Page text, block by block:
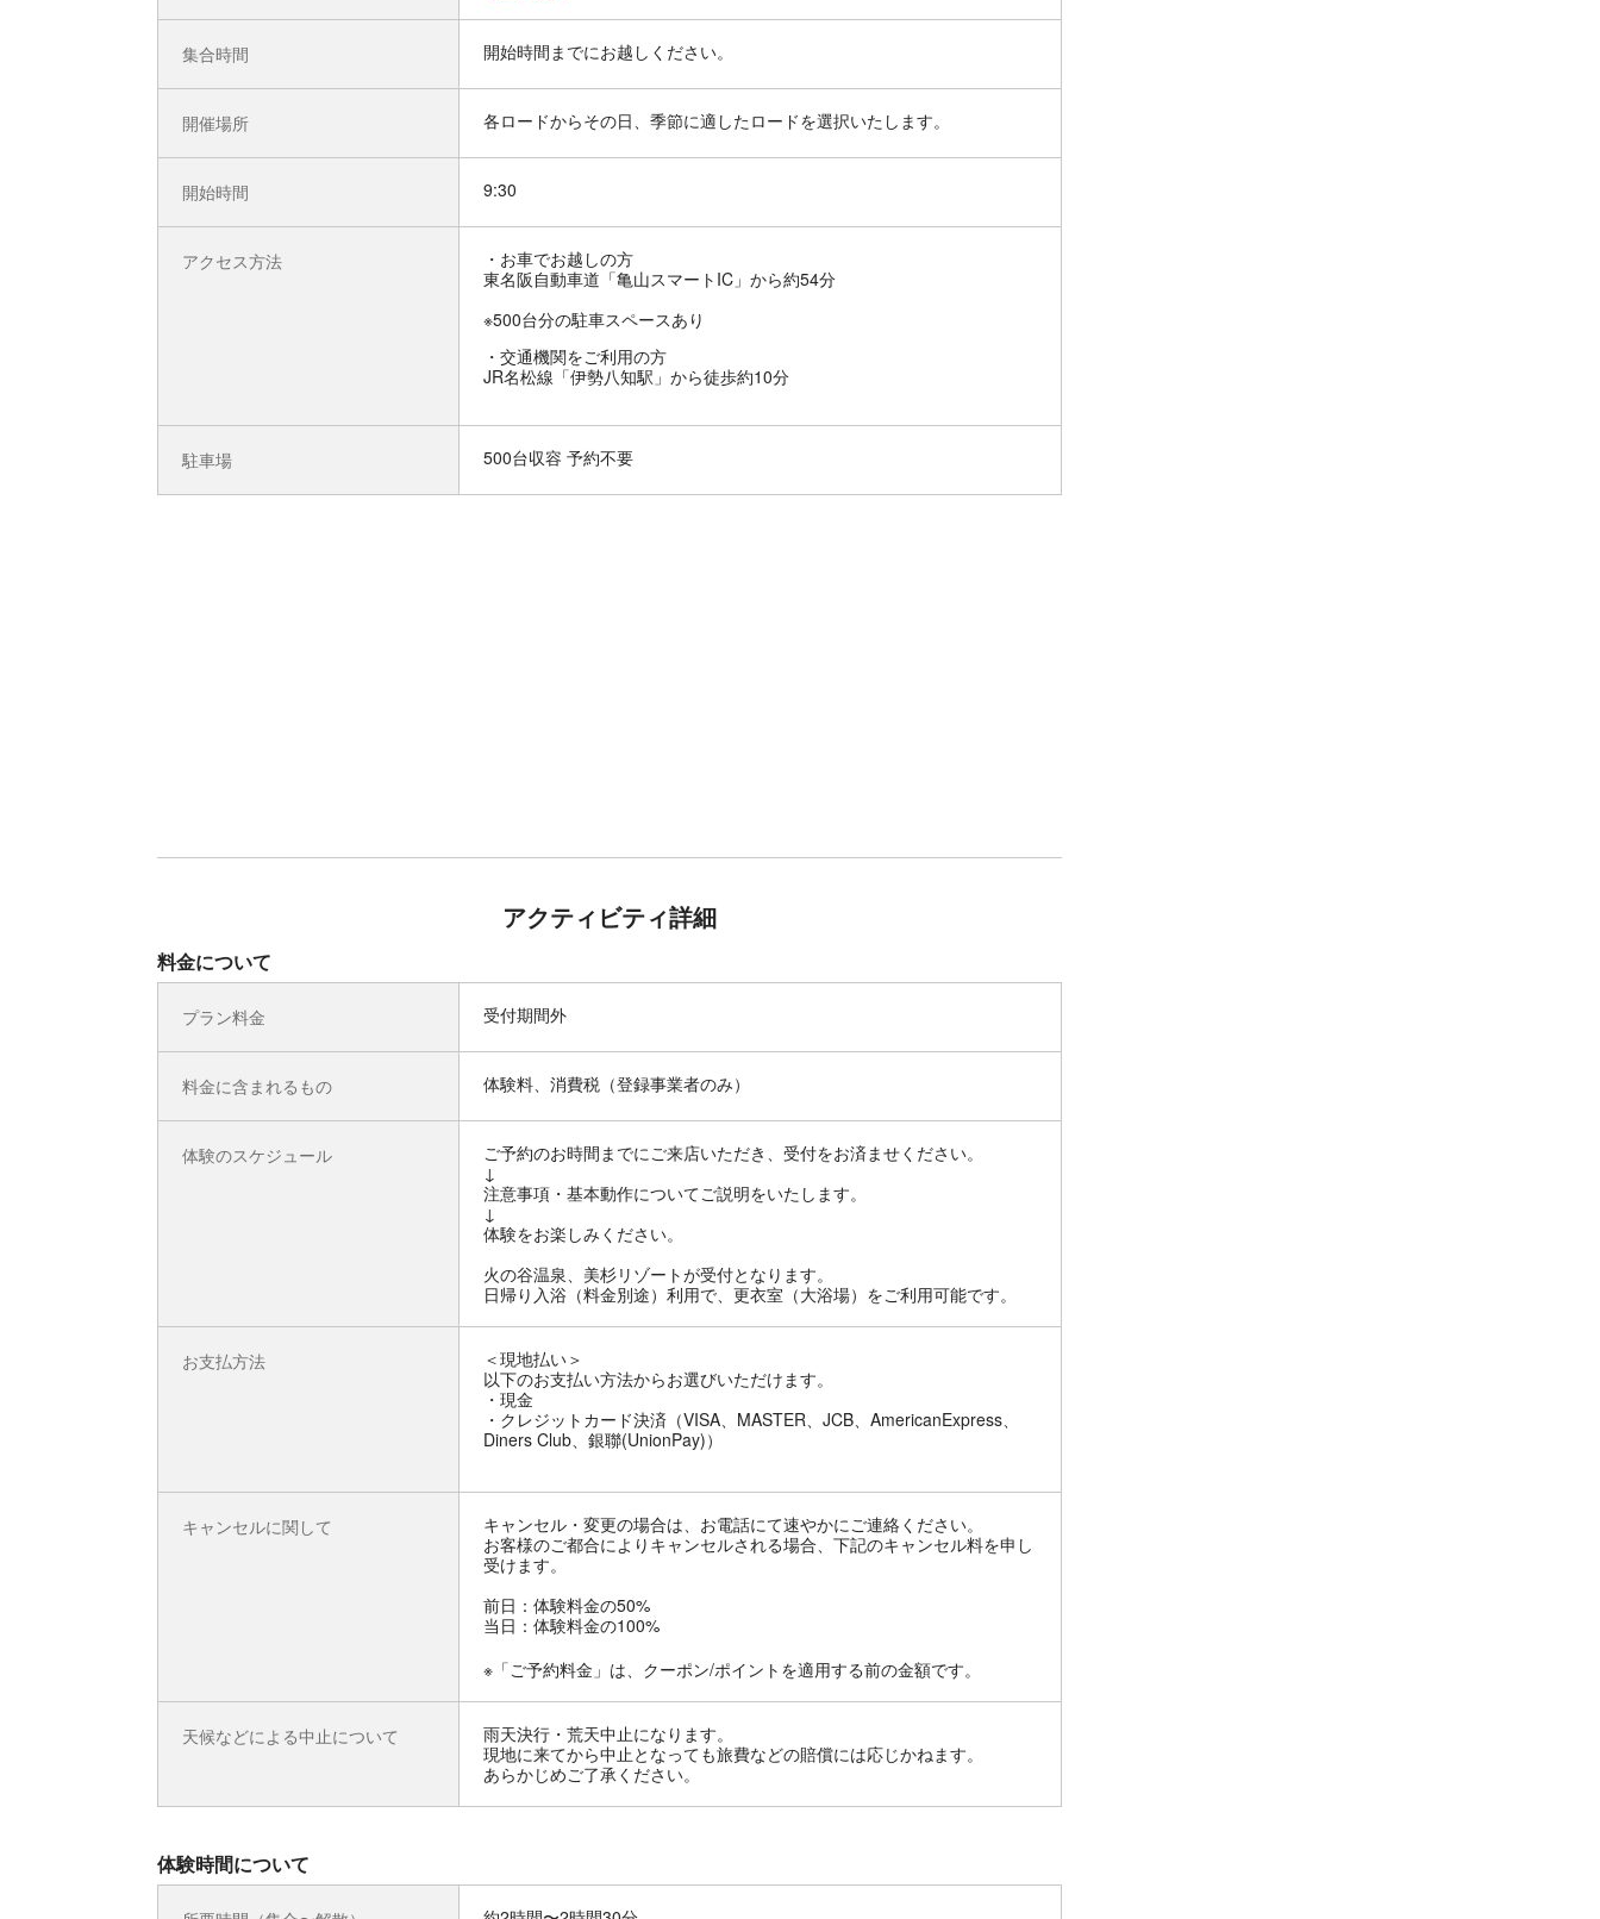
集合時間 開始時間までにお越しください。
開催場所 各ロードからその日、季節に適したロードを選択いたします。
開始時間 9:30
アクセス方法
お車でお越しの方
東名阪自動車道「亀山スマートIC」から約54分
※500台分の駐車スペースあり
交通機関をご利用の方
JR名松線「伊勢八知駅」から徒歩約10分
駐車場 500台収容 予約不要
アクティビティ詳細
料金について
プラン料金 受付期間外
料金に含まれるもの 体験料、消費税（登録事業者のみ）
体験のスケジュール
ご予約のお時間までにご来店いただき、受付をお済ませください。
↓
注意事項・基本動作についてご説明をいたします。
↓
体験をお楽しみください。
火の谷温泉、美杉リゾートが受付となります。
日帰り入浴（料金別途）利用で、更衣室（大浴場）をご利用可能です。
お支払方法
＜現地払い＞
以下のお支払い方法からお選びいただけます。
・現金
・クレジットカード決済（VISA、MASTER、JCB、AmericanExpress、
Diners Club、銀聯(UnionPay)）
キャンセルに関して
キャンセル・変更の場合は、お電話にて速やかにご連絡ください。
お客様のご都合によりキャンセルされる場合、下記のキャンセル料を申し
受けます。
前日：体験料金の50%
当日：体験料金の100%
※「ご予約料金」は、クーポン/ポイントを適用する前の金額です。
天候などによる中止について
雨天決行・荒天中止になります。
現地に来てから中止となっても旅費などの賠償には応じかねます。
あらかじめご了承ください。
体験時間について